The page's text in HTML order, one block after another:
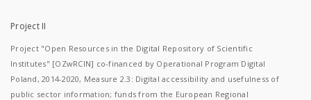
Project II
Project "Open Resources in the Digital Repository of Scientific
Institutes" [OZwRCIN] co-financed by Operational Program Digital
Poland, 2014-2020, Measure 2.3: Digital accessibility and usefulness of
public sector information; funds from the European Regional